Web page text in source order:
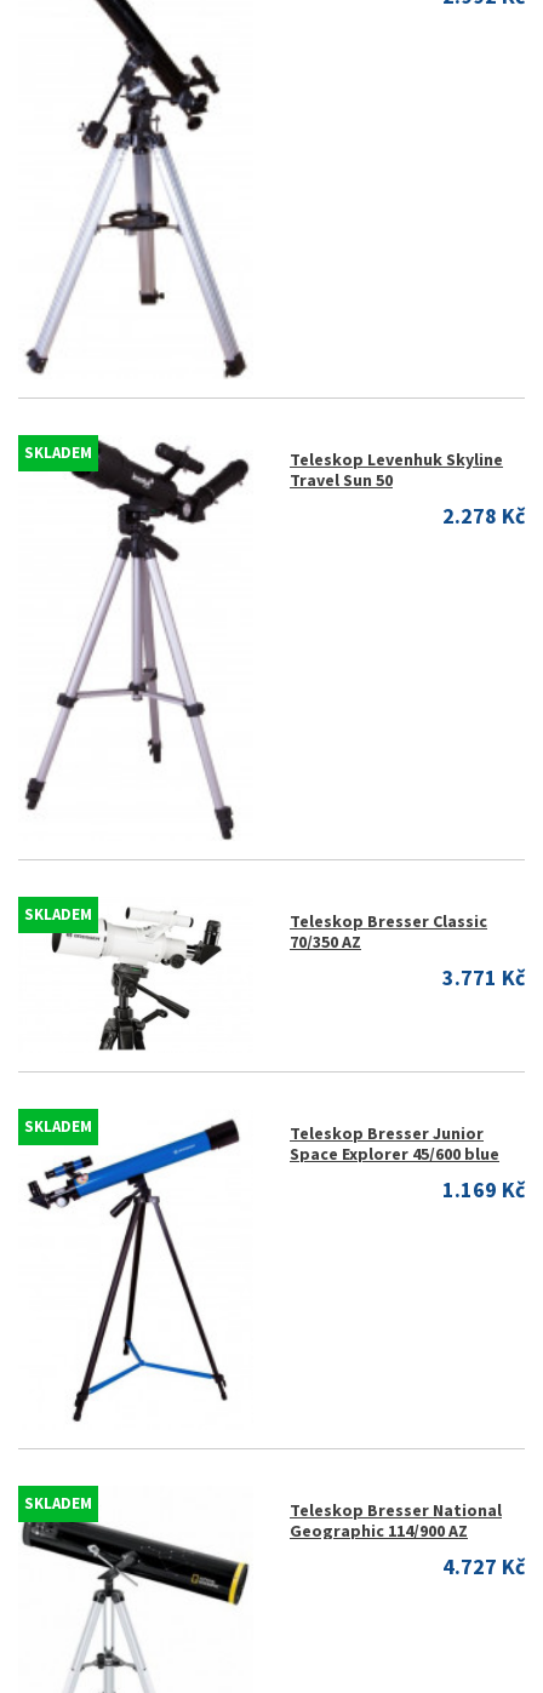
SKLADEM
Teleskop Levenhuk Skyline
Travel Sun 50
2.278 Kč
SKLADEM
Teleskop Bresser Classic
70/350 AZ
3.771 Kč
SKLADEM
Teleskop Bresser Junior
Space Explorer 45/600 blue
1.169 Kč
SKLADEM
Teleskop Bresser National
Geographic 114/900 AZ
4.727 Kč